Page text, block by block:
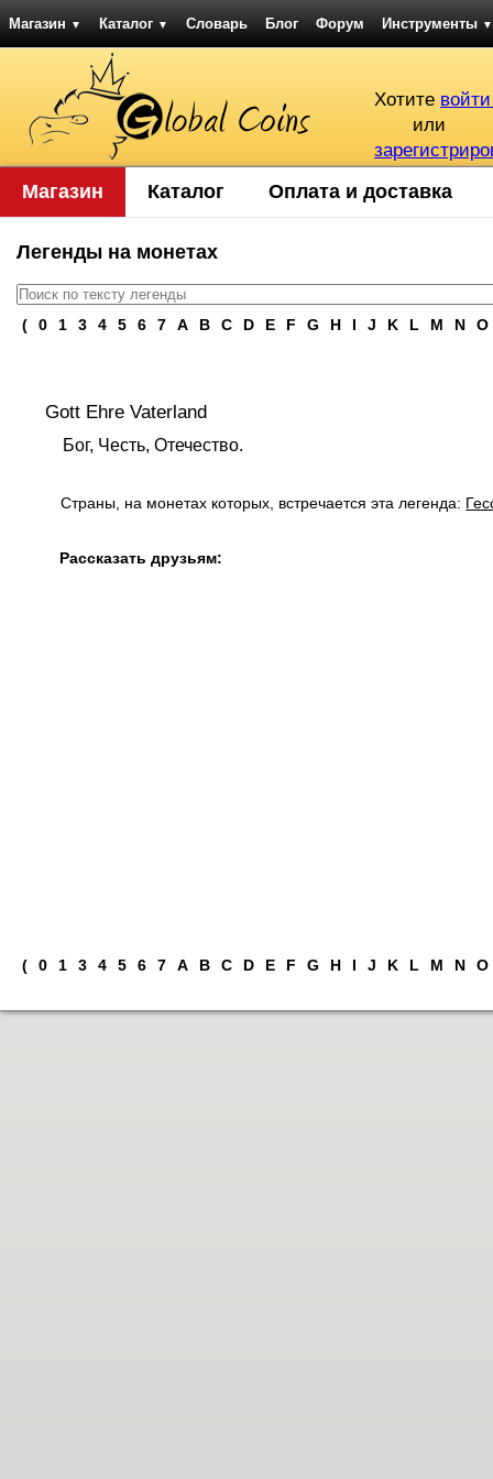
Магазин ▼ Каталог ▼ Словарь Блог Форум Инструменты ▼
Хотите
или
Магазин Каталог Оплата и доставка
Легенды на монетах
( 0 1 3 4 5 6 7 A B C D E F G H I J K L M N O
Gott Ehre Vaterland
Бог, Честь, Отечество.
Страны, на монетах которых, встречается эта легенда:
Рассказать друзьям:
( 0 1 3 4 5 6 7 A B C D E F G H I J K L M N O